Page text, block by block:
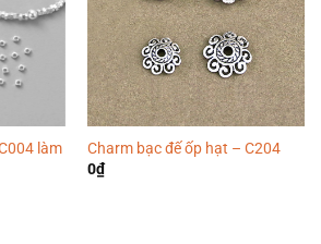
làm
Charm bạc đế ốp hạt – C204
0₫